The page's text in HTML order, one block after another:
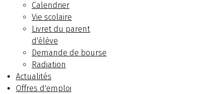
Calendrier
Vie scolaire
Livret du parent
d'élève
Demande de bourse
Radiation
Actualités
Offres d'emploi